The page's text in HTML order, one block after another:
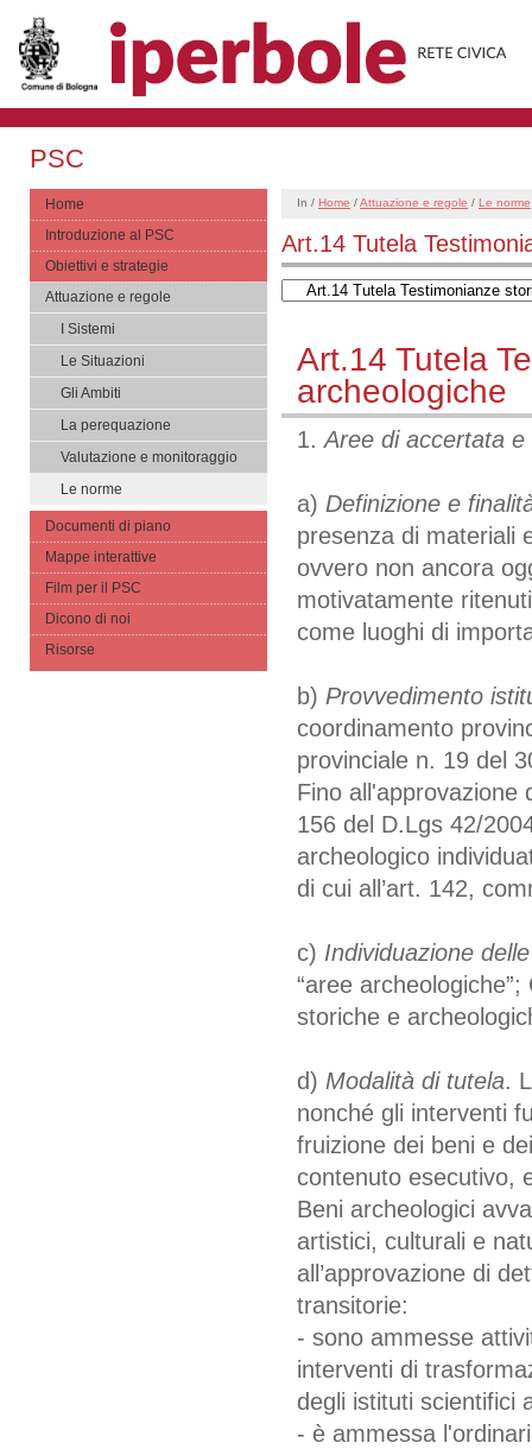
PSC
Home
Introduzione al PSC
Obiettivi e strategie
Attuazione e regole
I Sistemi
Le Situazioni
Gli Ambiti
La perequazione
Valutazione e monitoraggio
Le norme
Documenti di piano
Mappe interattive
Film per il PSC
Dicono di noi
Risorse
In / Home /Attuazione e regole / Le norme
Art.14 Tutela
Art.14 Tutela
archeologiche
1. Aree di accertata
a) Definizione e
presenza di materiali
ovvero non ancora
motivatamente
come luoghi di
b) Provvedimento
coordinamento
provinciale n. 19 del
Fino all'approvazione
156 del D.Lgs 42/
archeologico
di cui all’art. 142,
c) Individuazione
“aree
storiche e
d) Modalità di tutela.
nonché gli interventi
fruizione dei beni e
contenuto esecutivo,
Beni archeologici
artistici, culturali e
all’approvazione di
transitorie:
- sono ammesse
interventi di
degli istituti scientifici
- è ammessa